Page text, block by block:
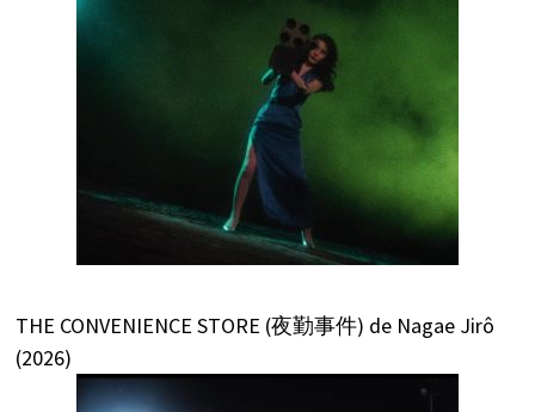
THE CONVENIENCE STORE (夜勤事件) de Nagae Jirô
(2026)